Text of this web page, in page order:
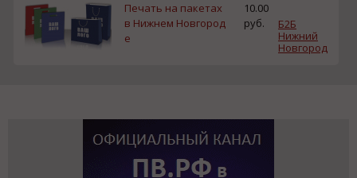
Печать на пакетах
в Нижнем Новгород
е
10.00
руб.
Б2Б
Нижний
Новгород